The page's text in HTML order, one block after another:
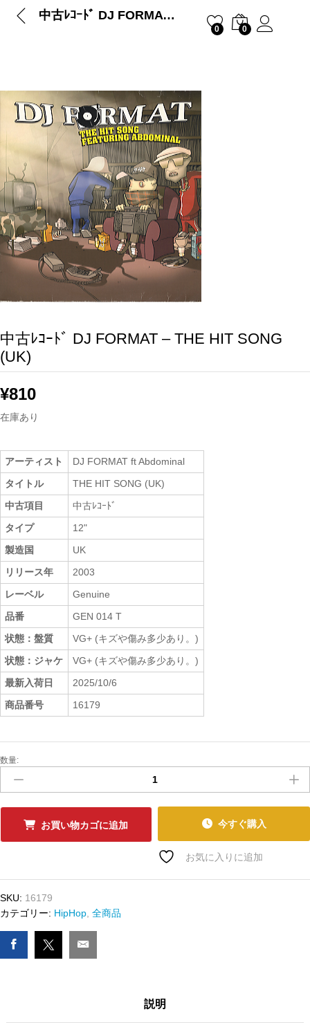
中古ﾚｺｰﾄﾞ DJ FORMAT – THE HIT SONG (UK)
0 0
中古ﾚｺｰﾄﾞ DJ FORMAT – THE HIT SONG
(UK)
¥810
在庫あり
アーティスト
DJ FORMAT ft Abdominal
タイトル
THE HIT SONG (UK)
中古項目
中古ﾚｺｰﾄﾞ
タイプ
12"
製造国
UK
リリース年
2003
レーベル
Genuine
品番
GEN 014 T
状態：盤質
VG+ (キズや傷み多少あり。)
状態：ジャケ
VG+ (キズや傷み多少あり。)
最新入荷日
2025/10/6
商品番号
16179
中
ﾚ
ｺ
ﾄﾞ
THE
HIT
SONG
(UK)
数
数量:
お買い物カゴに追加 今すぐ購入
お気に入りに追加
SKU: 16179
カテゴリー: HipHop 全商品
説明